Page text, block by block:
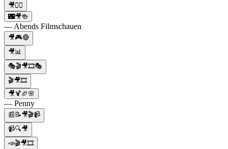
🎥🦸‍♂️
🌃🎥🍻
— Abends Filmschauen
🎥🎮🔴
🎥📊
🎭🎬🎥🎞️🎭
🎬🎥🎞️
🎥🍹🏈🌸
— Penny
📰📝🎥🎬📹
📹🔍🎥
📣🎬🎥🎞